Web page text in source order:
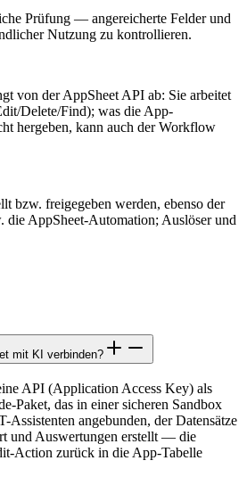
Prüfung — angereicherte Felder und
Nutzung zu kontrollieren.
von der AppSheet API ab: Sie arbeitet
Delete/Find); was die App-
hergeben, kann auch der Workflow
bzw. freigegeben werden, ebenso der
die AppSheet-Automation; Auslöser und
mit KI verbinden?
API (Application Access Key) als
Paket, das in einer sicheren Sandbox
angebunden, der Datensätze
und Auswertungen erstellt — die
Action zurück in die App-Tabelle